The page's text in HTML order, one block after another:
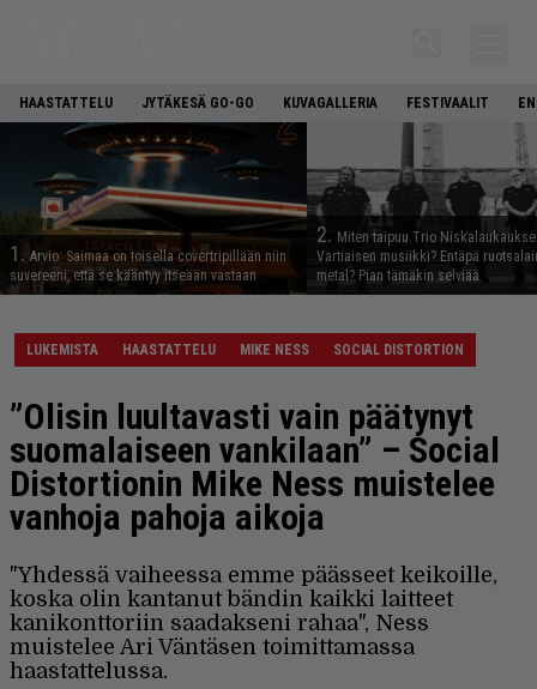
HAASTATTELU JYTÄKESÄ GO-GO KUVAGALLERIA FESTIVAALIT
1. Arvio: Saimaa on toisella covertripillään niin
suvereeni, että se kääntyy itseään vastaan
2. Miten taipuu Trio
Vartiaisen musiikki? Entäpä
metal? Pian tämäkin selviää
LUKEMISTA HAASTATTELU MIKE NESS SOCIAL DISTORTION
”Olisin luultavasti vain päätynyt
suomalaiseen vankilaan” – Social
Distortionin Mike Ness muistelee
vanhoja pahoja aikoja
"Yhdessä vaiheessa emme päässeet keikoille,
koska olin kantanut bändin kaikki laitteet
kanikonttoriin saadakseni rahaa", Ness
muistelee Ari Väntäsen toimittamassa
haastattelussa.